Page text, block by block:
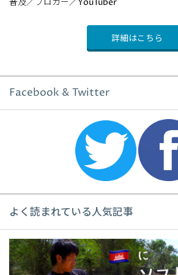
普及／ブロガー／YouTuber
詳細はこちら
Facebook & Twitter
よく読まれている人気記事